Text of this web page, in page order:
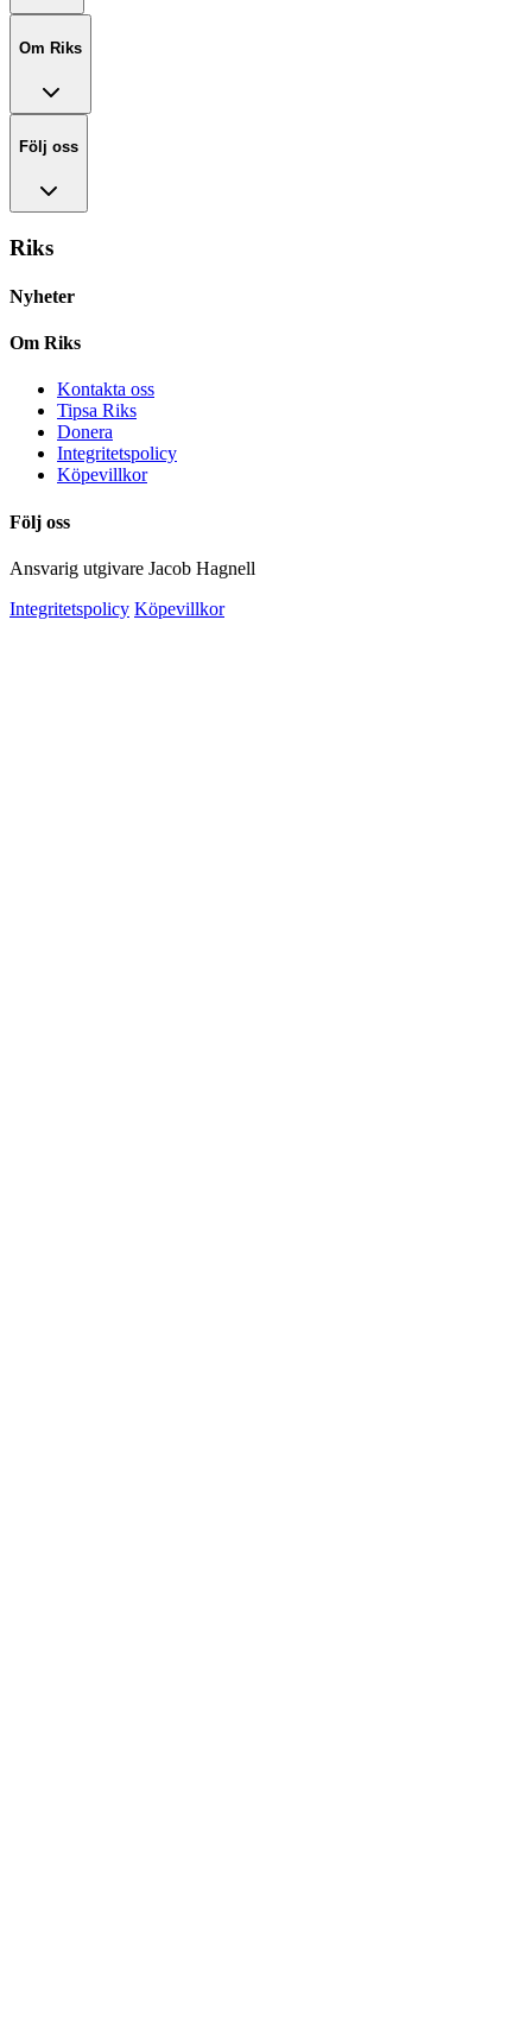
Om Riks
Följ oss
Riks
Nyheter
Om Riks
Kontakta oss
Tipsa Riks
Donera
Integritetspolicy
Köpevillkor
Följ oss
Ansvarig utgivare Jacob Hagnell
Integritetspolicy Köpevillkor